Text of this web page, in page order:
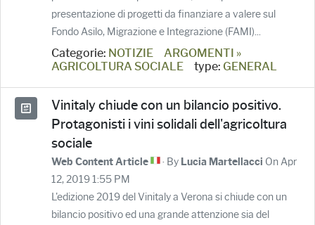
presentazione di progetti da finanziare a valere sul
Fondo Asilo, Migrazione e Integrazione (FAMI)...
Categorie: NOTIZIE
ARGOMENTI »
AGRICOLTURA SOCIALE
type: GENERAL
Vinitaly chiude con un bilancio positivo.
Protagonisti i vini solidali dell'agricoltura
sociale
Web Content Article · By Lucia Martellacci On Apr
12, 2019 1:55 PM
L'edizione 2019 del Vinitaly a Verona si chiude con un
bilancio positivo ed una grande attenzione sia del